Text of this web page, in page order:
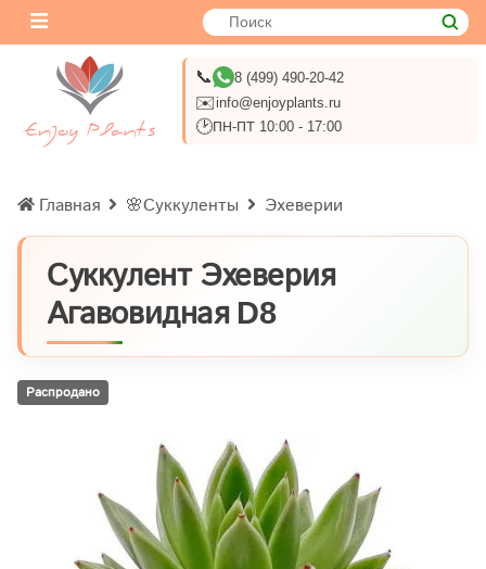
📞 8 (499) 490-20-42
✉️info@enjoyplants.ru
🕑ПН-ПТ 10:00 - 17:00
Главная 🌸Суккуленты Эхеверии
Суккулент Эхеверия
Агавовидная D8
Распродано